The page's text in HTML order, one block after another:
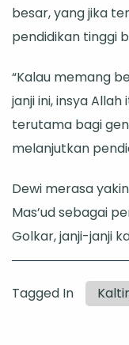
besar, yang jika
pendidikan tinggi
“Kalau memang
janji ini, insya
terutama bagi
melanjutkan
Dewi merasa
Mas’ud sebagai
Golkar, janji-janji
Tagged In